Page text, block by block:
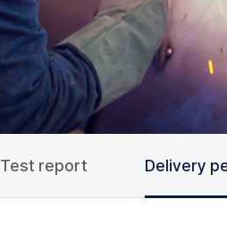
Test report Delivery